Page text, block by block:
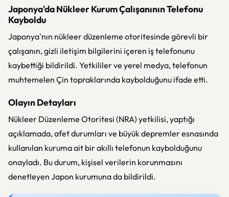
Japonya'da Nükleer Kurum Çalışanının Telefonu
Kayboldu
Japonya'nın nükleer düzenleme otoritesinde görevli bir
çalışanın, gizli iletişim bilgilerini içeren iş telefonunu
kaybettiği bildirildi. Yetkililer ve yerel medya, telefonun
muhtemelen Çin topraklarında kaybolduğunu ifade etti.
Olayın Detayları
Nükleer Düzenleme Otoritesi (NRA) yetkilisi, yaptığı
açıklamada, afet durumları ve büyük depremler esnasında
kullanılan kuruma ait bir akıllı telefonun kaybolduğunu
onayladı. Bu durum, kişisel verilerin korunmasını
denetleyen Japon kurumuna da bildirildi.